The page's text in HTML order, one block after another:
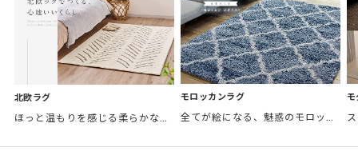
北欧ラグ モロッカンラグ
全てが絵になる、魅惑のモロッカンスタイル。トレンド感あふれるおしゃれな空間づくりに。